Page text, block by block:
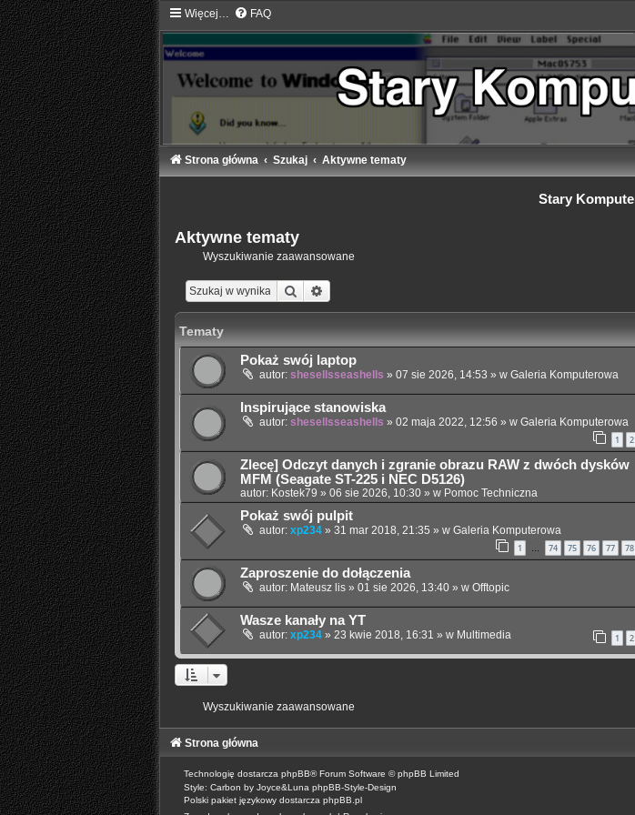
Więcej… FAQ
Strona główna Szukaj Aktywne tematy
Stary
Aktywne tematy
Wyszukiwanie zaawansowane
Szukaj
Tematy
Pokaż swój laptop
autor: shesellsseashells » 07 sie 2026, 14:53 » w Galeria Komputerowa
Inspirujące stanowiska
autor: shesellsseashells » 02 maja 2022, 12:56 » w Galeria Komputerowa
1 2
Zlecę] Odczyt danych i zgranie obrazu RAW z dwóch dysków
MFM (Seagate ST-225 i NEC D5126)
autor: Kostek79 » 06 sie 2026, 10:30 » w Pomoc Techniczna
Pokaż swój pulpit
autor: xp234 » 31 mar 2018, 21:35 » w Galeria Komputerowa
1 74 75 76 77 78
Zaproszenie do dołączenia
autor: Mateusz lis » 01 sie 2026, 13:40 » w Offtopic
Wasze kanały na YT
autor: xp234 » 23 kwie 2018, 16:31 » w Multimedia 1 2
Wyszukiwanie zaawansowane
Strona główna
Technologię dostarcza phpBB® Forum Software © phpBB Limited
Style: Carbon by Joyce&Luna phpBB-Style-Design
Polski pakiet językowy dostarcza phpBB.pl